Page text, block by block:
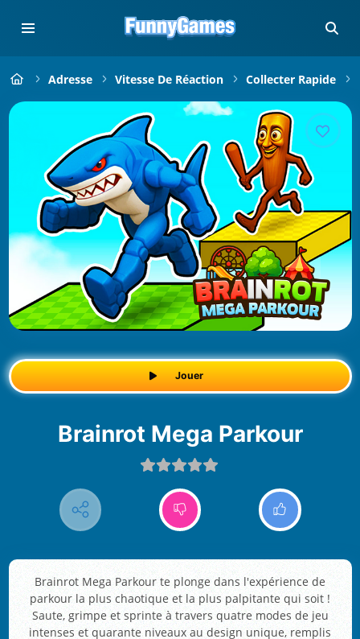
Adresse Vitesse De Réaction Collecter Rapide
Jouer
Brainrot Mega Parkour
Brainrot Mega Parkour te plonge dans l'expérience de
parkour la plus chaotique et la plus palpitante qui soit !
Saute, grimpe et sprinte à travers quatre modes de jeu
intenses et quarante niveaux au design unique, remplis